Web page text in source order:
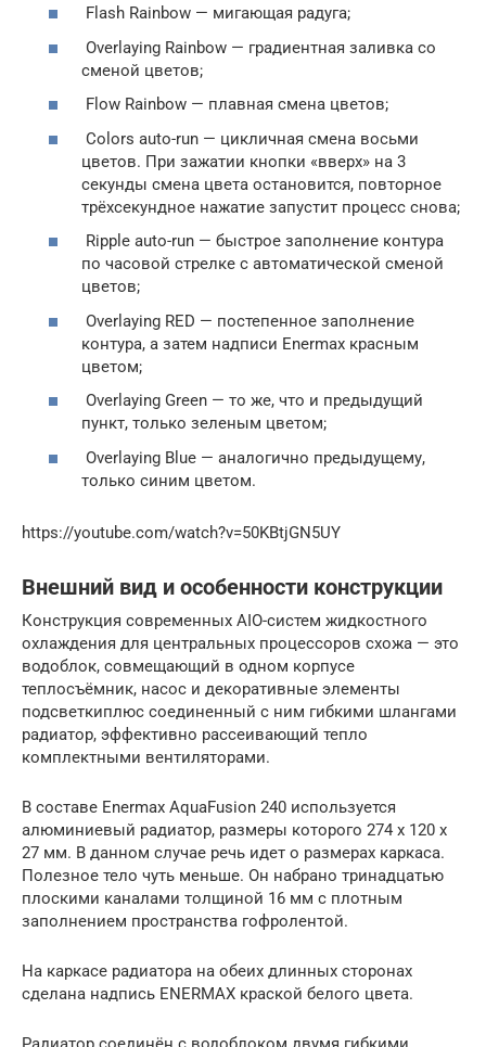
Flash Rainbow — мигающая радуга;
Overlaying Rainbow — градиентная заливка со
сменой цветов;
Flow Rainbow — плавная смена цветов;
Colors auto-run — цикличная смена восьми
цветов. При зажатии кнопки «вверх» на 3
секунды смена цвета остановится, повторное
трёхсекундное нажатие запустит процесс снова;
Ripple auto-run — быстрое заполнение контура
по часовой стрелке с автоматической сменой
цветов;
Overlaying RED — постепенное заполнение
контура, а затем надписи Enermax красным
цветом;
Overlaying Green — то же, что и предыдущий
пункт, только зеленым цветом;
Overlaying Blue — аналогично предыдущему,
только синим цветом.
https://youtube.com/watch?v=50KBtjGN5UY
Внешний вид и особенности конструкции
Конструкция современных AIO-систем жидкостного
охлаждения для центральных процессоров схожа — это
водоблок, совмещающий в одном корпусе
теплосъёмник, насос и декоративные элементы
подсветкиплюс соединенный с ним гибкими шлангами
радиатор, эффективно рассеивающий тепло
комплектными вентиляторами.
В составе Enermax AquaFusion 240 используется
алюминиевый радиатор, размеры которого 274 x 120 x
27 мм. В данном случае речь идет о размерах каркаса.
Полезное тело чуть меньше. Он набрано тринадцатью
плоскими каналами толщиной 16 мм с плотным
заполнением пространства гофролентой.
На каркасе радиатора на обеих длинных сторонах
сделана надпись ENERMAX краской белого цвета.